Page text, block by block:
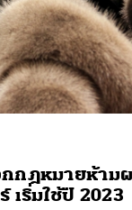
กฎหมายห้าม
เริ่มใช้ปี 2023